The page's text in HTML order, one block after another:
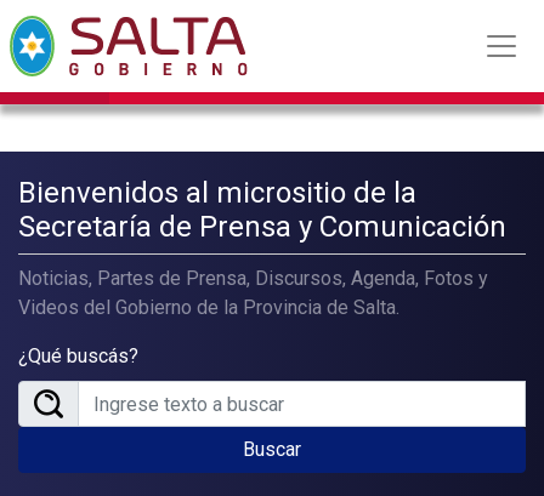
Bienvenidos al micrositio de la
Secretaría de Prensa y Comunicación
Noticias, Partes de Prensa, Discursos, Agenda, Fotos y
Videos del Gobierno de la Provincia de Salta.
¿Qué buscás?
Buscar